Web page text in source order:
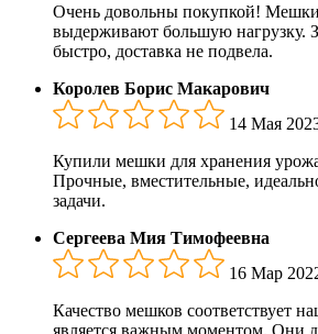
Очень довольны покупкой!
выдерживают большую нагрузку.
быстро, доставка не подвела.
Королев Борис Макарович
14 Мая
Купили мешки для хранения
Прочные, вместительные,
задачи.
Сергеева Мия Тимофеевна
16 Мар
Качество мешков соответствует
является важным моментом. Они